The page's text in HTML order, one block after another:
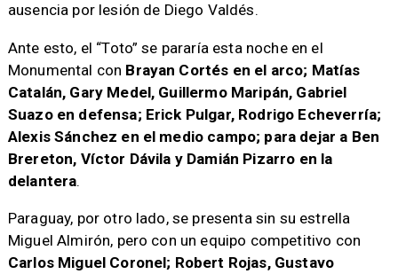
ausencia por lesión de Diego Valdés.
Ante esto, el “Toto” se pararía esta noche en el
Monumental con Brayan Cortés en el arco; Matías
Catalán, Gary Medel, Guillermo Maripán, Gabriel
Suazo en defensa; Erick Pulgar, Rodrigo Echeverría;
Alexis Sánchez en el medio campo; para dejar a Ben
Brereton, Víctor Dávila y Damián Pizarro en la
delantera.
Paraguay, por otro lado, se presenta sin su estrella
Miguel Almirón, pero con un equipo competitivo con
Carlos Miguel Coronel; Robert Rojas, Gustavo